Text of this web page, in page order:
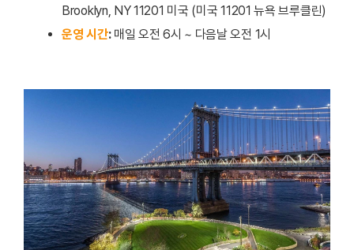
Brooklyn, NY 11201 미국 (미국 11201 뉴욕 브루클린)
운영 시간:매일 오전 6시 ~ 다음날 오전 1시